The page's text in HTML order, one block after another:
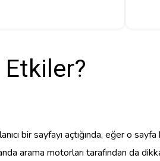
Etkiler?
bir sayfayı açtığında, eğer o
arama motorları tarafından da